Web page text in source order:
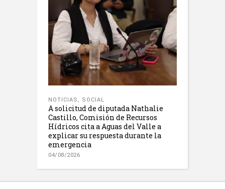
NOTICIAS , SOCIAL
A solicitud de diputada Nathalie
Castillo, Comisión de Recursos
Hídricos cita a Aguas del Valle a
explicar su respuesta durante la
emergencia
04/08/2026